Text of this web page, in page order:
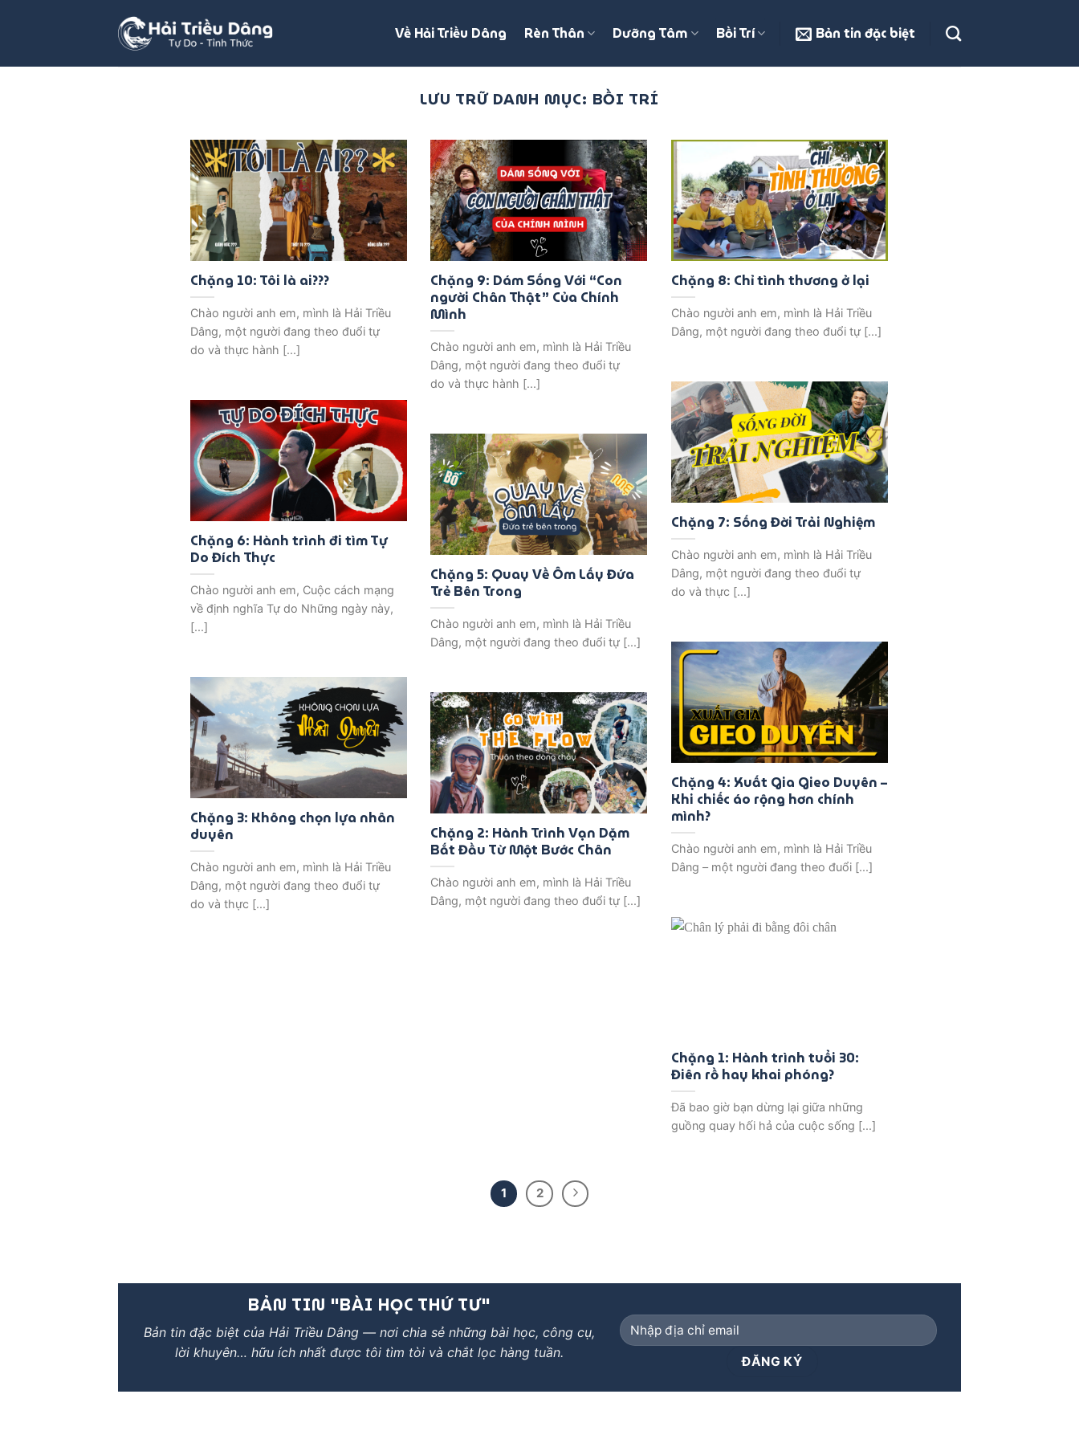
dung
Về Hải Triều Dâng Rèn Thân Dưỡng Tâm Bồi Trí Bản tin đặc biệt
LƯU TRỮ DANH MỤC: BỒI TRÍ
Chặng 10: Tôi là ai???
Chào người anh em, mình là Hải Triều
Dâng, một người đang theo đuổi tự
do và thực hành [...]
Chặng 9: Dám Sống Với “Con
người Chân Thật” Của Chính
Mình
Chào người anh em, mình là Hải Triều
Dâng, một người đang theo đuổi tự
do và thực hành [...]
Chặng 8: Chỉ tình thương ở lại
Chào người anh em, mình là Hải Triều
Dâng, một người đang theo đuổi tự [...]
Chặng 7: Sống Đời Trải Nghiệm
Chào người anh em, mình là Hải Triều
Dâng, một người đang theo đuổi tự
do và thực [...]
Chặng 6: Hành trình đi tìm Tự
Do Đích Thực
Chào người anh em, Cuộc cách mạng
về định nghĩa Tự do Những ngày này,
[...]
Chặng 5: Quay Về Ôm Lấy Đứa
Trẻ Bên Trong
Chào người anh em, mình là Hải Triều
Dâng, một người đang theo đuổi tự [...]
Chặng 4: Xuất Gia Gieo Duyên –
Khi chiếc áo rộng hơn chính
mình?
Chào người anh em, mình là Hải Triều
Dâng – một người đang theo đuổi [...]
Chặng 3: Không chọn lựa nhân
duyên
Chào người anh em, mình là Hải Triều
Dâng, một người đang theo đuổi tự
do và thực [...]
Chặng 2: Hành Trình Vạn Dặm
Bắt Đầu Từ Một Bước Chân
Chào người anh em, mình là Hải Triều
Dâng, một người đang theo đuổi tự [...]
Chặng 1: Hành trình tuổi 30:
Điên rồ hay khai phóng?
Đã bao giờ bạn dừng lại giữa những
guồng quay hối hả của cuộc sống [...]
1 2
BẢN TIN "BÀI HỌC THỨ TƯ"
Bản tin đặc biệt của Hải Triều Dâng — nơi chia sẻ những bài học, công cụ,
lời khuyên… hữu ích nhất được tôi tìm tòi và chắt lọc hàng tuần.